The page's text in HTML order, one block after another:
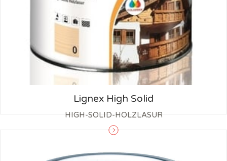
Lignex High Solid
HIGH-SOLID-HOLZLASUR